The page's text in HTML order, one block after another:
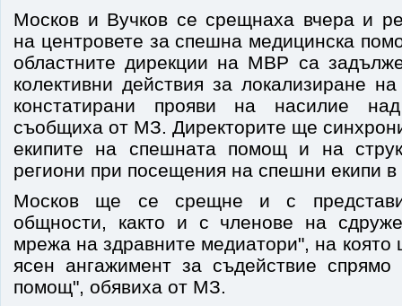
Москов и Вучков се срещнаха вчера и
на центровете за спешна медицинска
областните дирекции на МВР са
колективни действия за локализиране
констатирани прояви на насилие
съобщиха от МЗ. Директорите ще
екипите на спешната помощ и на
региони при посещения на спешни екипи в
Москов ще се срещне и с
общности, както и с членове на
мрежа на здравните медиатори", на
ясен ангажимент за съдействие
помощ", обявиха от МЗ.